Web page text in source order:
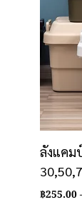
ลังแคม
฿255.00